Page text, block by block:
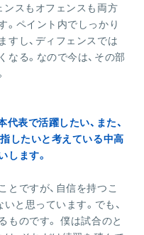
ンスもオフェンスも両方
。ペイント内でしっかり
すし、ディフェンスでは
る。なので今は、その部
表で活躍したい、また、
したいと考えている中高
します。
ですが、自信を持つこ
と思っています。でも、
ものです。 僕は試合のと